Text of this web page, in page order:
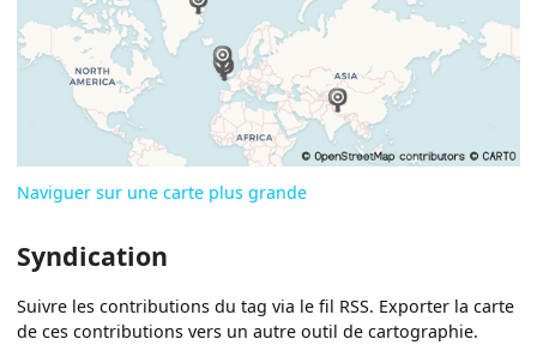
Naviguer sur une carte plus grande
Syndication
Suivre les contributions du tag via le fil RSS. Exporter la carte
de ces contributions vers un autre outil de cartographie.